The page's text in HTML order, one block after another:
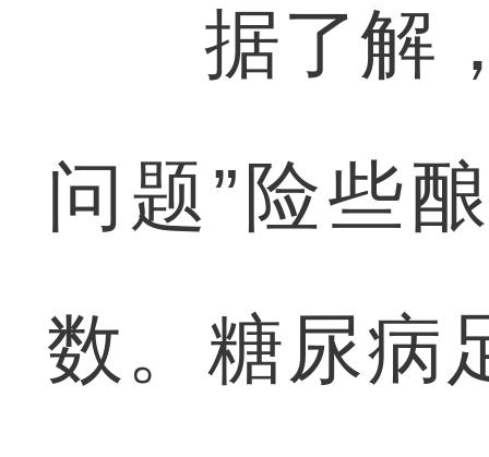
据了解，
问题”险些
数。糖尿病